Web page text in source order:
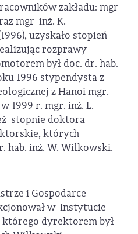
zakładu: mgr
mgr inż. K.
uzyskało stopień
rozprawy
był doc. dr. hab.
1996 stypendysta z
z Hanoi mgr.
1999 r. mgr. inż. L.
stopnie doktora
których
hab. inż. W. Wilkowski.
i Gospodarce
w Instytucie
którego dyrektorem był